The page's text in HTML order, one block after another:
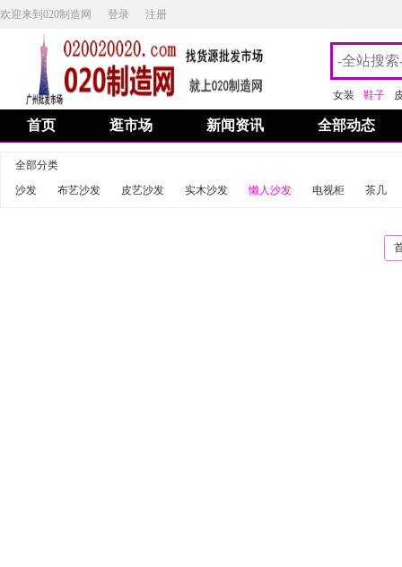
欢迎来到020制造网 登录 注册
女装 鞋子
首页 逛市场 新闻资讯 全部动态
全部分类
沙发
布艺沙发 皮艺沙发 实木沙发 懒人沙发 电视柜 茶几